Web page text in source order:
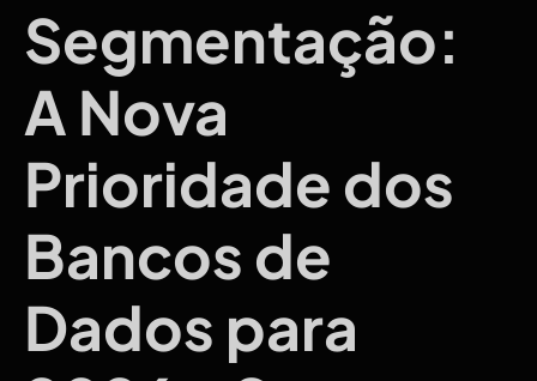
Segmentação:
A Nova
Prioridade dos
Bancos de
Dados para